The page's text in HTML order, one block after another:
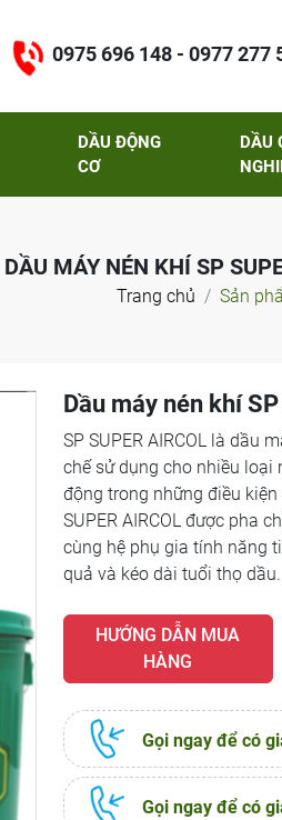
0975 696 148 - 0977 277
DẦU ĐỘNG
CƠ
DẦU
DẦU MÁY NÉN KHÍ SP
Trang chủ Sản
Dầu máy nén khí
SP SUPER AIRCOL là dầu
chế sử dụng cho nhiều loại
động trong những điều
SUPER AIRCOL được pha
cùng hệ phụ gia tính năng
quả và kéo dài tuổi thọ dầu.
HƯỚNG DẪN MUA
HÀNG
Gọi ngay để có
Gọi ngay để có